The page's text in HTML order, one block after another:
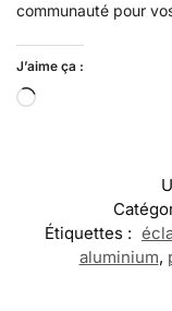
communauté pour
J’aime ça :
Étiquettes :
aluminium,